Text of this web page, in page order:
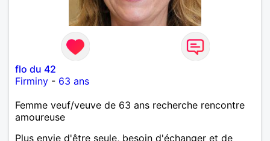
flo du 42
Firminy - 63 ans
Femme veuf/veuve de 63 ans recherche rencontre
amoureuse
Plus envie d'être seule, besoin d'échanger et de